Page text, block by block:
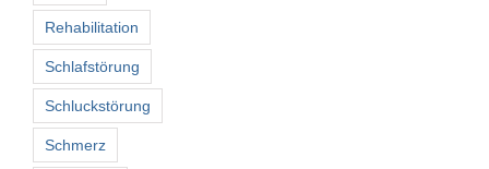
Rehabilitation
Schlafstörung
Schluckstörung
Schmerz